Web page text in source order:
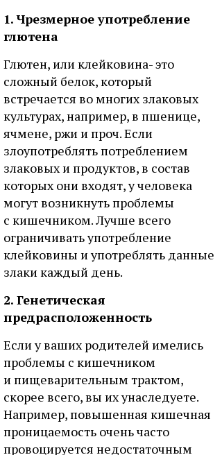
1. Чрезмерное употребление
глютена
Глютен, или клейковина- это
сложный белок, который
встречается во многих злаковых
культурах, например, в пшенице,
ячмене, ржи и проч. Если
злоупотреблять потреблением
злаковых и продуктов, в состав
которых они входят, у человека
могут возникнуть проблемы
с кишечником. Лучше всего
ограничивать употребление
клейковины и употреблять данные
злаки каждый день.
2. Генетическая
предрасположенность
Если у ваших родителей имелись
проблемы с кишечником
и пищеварительным трактом,
скорее всего, вы их унаследуете.
Например, повышенная кишечная
проницаемость очень часто
провоцируется недостаточным